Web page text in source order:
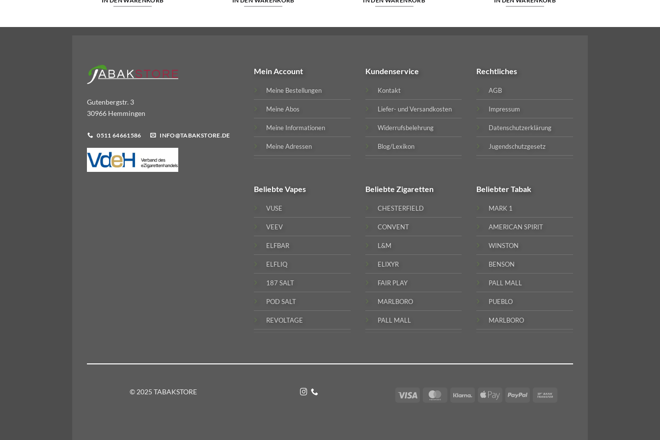
Gutenbergstr. 3
30966 Hemmingen
0511 64661586 INFO@TABAKSTORE.DE
Mein Account
Meine Bestellungen
Meine Abos
Meine Informationen
Meine Adressen
Kundenservice
Kontakt
Liefer- und Versandkosten
Widerrufsbelehrung
Blog/Lexikon
Rechtliches
AGB
Impressum
Datenschutzerklärung
Jugendschutzgesetz
BeliebteVapes
VUSE
VEEV
ELFBAR
ELFLIQ
187 SALT
POD SALT
REVOLTAGE
Beliebte Zigaretten
CHESTERFIELD
CONVENT
L&M
ELIXYR
FAIR PLAY
MARLBORO
PALL MALL
BeliebterTabak
MARK 1
AMERICAN SPIRIT
WINSTON
BENSON
PALL MALL
PUEBLO
MARLBORO
© 2025 TABAKSTORE Visa MasterCardKlarna
Apple
PayPal